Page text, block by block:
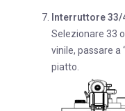
Interruttore
Selezionare 33
vinile, passare a
piatto.